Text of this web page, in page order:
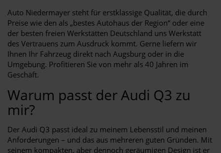
Auto Niedermayer steht für erstklassige Qualität, die durch
Preise wie den als „bestes Autohaus der Region“ oder eine
der besten freien Werkstätten Deutschland uns Werkstatt
des Vertrauens zum Ausdruck kommt. Gerne liefern wir
Ihnen Ihr Fahrzeug direkt nach Augsburg oder in die
Umgebung. Profitieren Sie von mehr als 40 Jahren im
Geschäft.
Warum passt der Audi Q3 zu
mir?
Der Audi Q3 passt ideal zu meinem Lebensstil und meinen
Anforderungen – und das aus mehreren guten Gründen. Mit
seinem kompakten, aber dennoch geräumigen Design ist er